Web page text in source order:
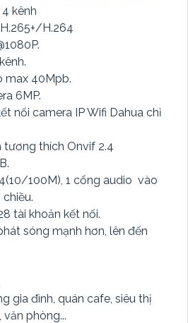
4 kênh
H.264
max 40Mpb.
6MP.
nối camera IP Wifi Dahua chỉ
tương thích Onvif 2.4
100M), 1 cổng audio vào
tài khoản kết nối.
sóng mạnh hơn, lên đến
gia đình, quán cafe, siêu thị
phòng...